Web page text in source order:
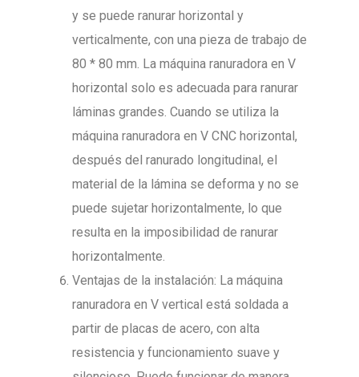
y se puede ranurar horizontal y
verticalmente, con una pieza de trabajo de
80 * 80 mm. La máquina ranuradora en V
horizontal solo es adecuada para ranurar
láminas grandes. Cuando se utiliza la
máquina ranuradora en V CNC horizontal,
después del ranurado longitudinal, el
material de la lámina se deforma y no se
puede sujetar horizontalmente, lo que
resulta en la imposibilidad de ranurar
horizontalmente.
Ventajas de la instalación: La máquina
ranuradora en V vertical está soldada a
partir de placas de acero, con alta
resistencia y funcionamiento suave y